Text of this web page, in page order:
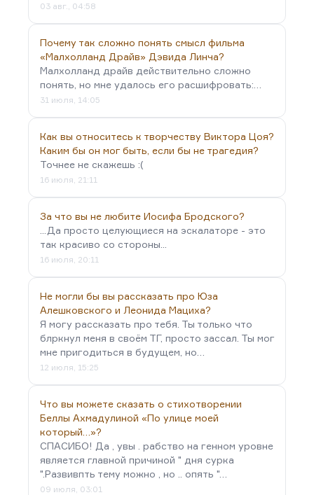
03 авг., 04:58
Почему так сложно понять смысл фильма
«Малхолланд Драйв» Дэвида Линча?
Малхолланд драйв действительно сложно
понять, но мне удалось его расшифровать:…
31 июля, 14:05
Как вы относитесь к творчеству Виктора Цоя?
Каким бы он мог быть, если бы не трагедия?
Точнее не скажешь :(
16 июля, 21:11
За что вы не любите Иосифа Бродского?
...Да просто целующиеся на эскалаторе - это
так красиво со стороны...
16 июля, 20:11
Не могли бы вы рассказать про Юза
Алешковского и Леонида Мациха?
Я могу рассказать про тебя. Ты только что
блркнул меня в своём ТГ, просто зассал. Ты мог
мне пригодиться в будущем, но…
12 июля, 15:25
Что вы можете сказать о стихотворении
Беллы Ахмадулиной «По улице моей
который…»?
СПАСИБО! Да , увы . рабство на генном уровне
является главной причиной " дня сурка
".Развивпть тему можно , но .. опять "…
09 июля, 03:01